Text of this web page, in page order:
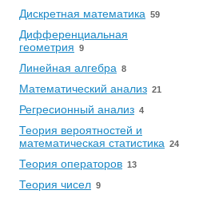
Дискретная математика 59
Дифференциальная
геометрия 9
Линейная алгебра 8
Математический анализ 21
Регресионный анализ 4
Теория вероятностей и
математическая статистика 24
Теория операторов 13
Теория чисел 9